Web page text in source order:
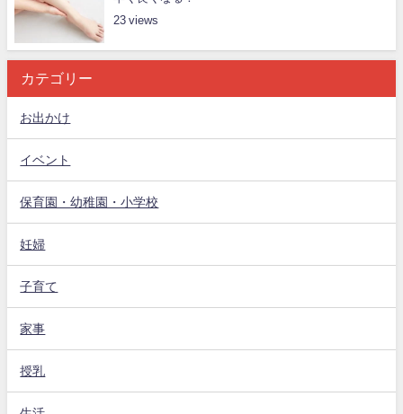
23
カテゴリー
お出かけ
イベント
保育園・幼稚園・小学校
妊婦
子育て
家事
授乳